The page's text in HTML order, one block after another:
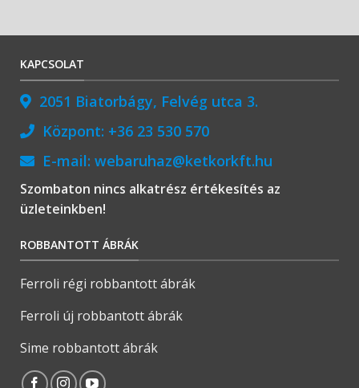
KAPCSOLAT
2051 Biatorbágy, Felvég utca 3.
Központ: +36 23 530 570
E-mail: webaruhaz@ketkorkft.hu
Szombaton nincs alkatrész értékesítés az
üzleteinkben!
ROBBANTOTT ÁBRÁK
Ferroli régi robbantott ábrák
Ferroli új robbantott ábrák
Sime robbantott ábrák